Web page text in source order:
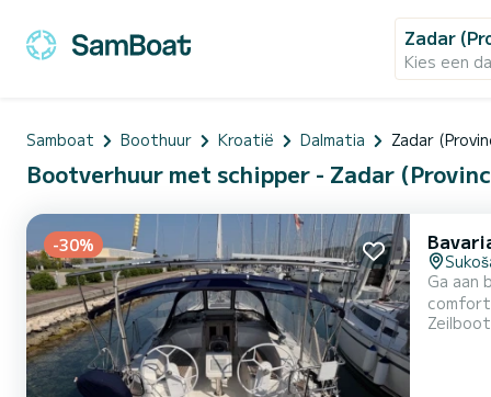
Zadar
Kies een
Samboat Boothuur Kroatië Dalmatia Zadar
Bootverhuur met schipper - Zadar
-30%
Ga aan boord
comfort en
een
Zeilboot